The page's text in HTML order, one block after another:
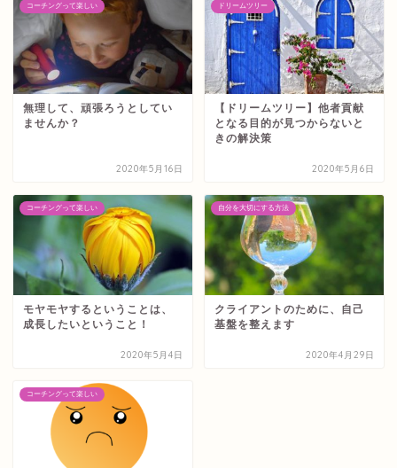
コーチングって楽しい
無理して、頑張ろうとしてい
ませんか？
2020年5月16日
ドリームツリー
【ドリームツリー】他者貢献
となる目的が見つからないと
きの解決策
2020年5月6日
コーチングって楽しい
モヤモヤするということは、
成長したいということ！
2020年5月4日
自分を大切にする方法
クライアントのために、自己
基盤を整えます
2020年4月29日
コーチングって楽しい